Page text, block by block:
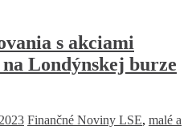
s akciami
Londýnskej burze
Finančné Noviny LSE, malé a